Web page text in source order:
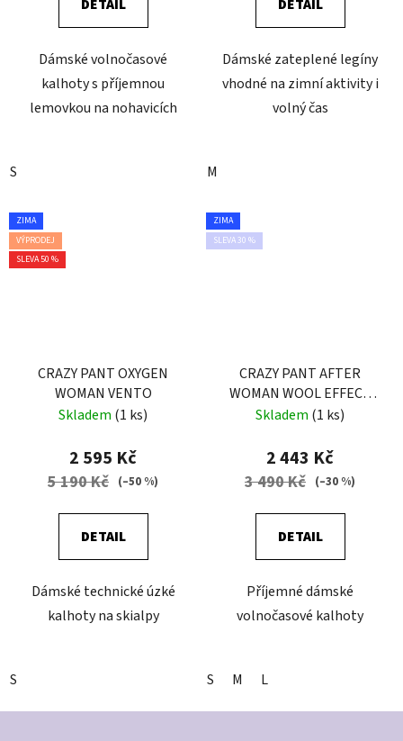
DETAIL
Dámské volnočasové
kalhoty s příjemnou
lemovkou na nohavicích
S
DETAIL
Dámské zateplené legíny
vhodné na zimní aktivity i
volný čas
M
ZIMA
VÝPRODEJ
SLEVA 50 %
CRAZY PANT OXYGEN
WOMAN VENTO
Skladem (1 ks)
2 595 Kč
5 190 Kč (–50 %)
DETAIL
Dámské technické úzké
kalhoty na skialpy
S
ZIMA
SLEVA 30 %
CRAZY PANT AFTER
WOMAN WOOL EFFECT
DARK GRAY
Skladem (1 ks)
2 443 Kč
3 490 Kč (–30 %)
DETAIL
Příjemné dámské
volnočasové kalhoty
S M L
Z